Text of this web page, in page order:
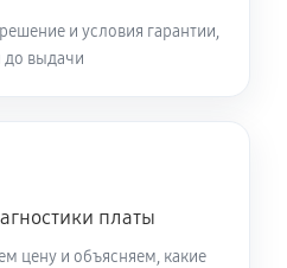
и условия гарантии,
до выдачи
платы
цену и объясняем, какие